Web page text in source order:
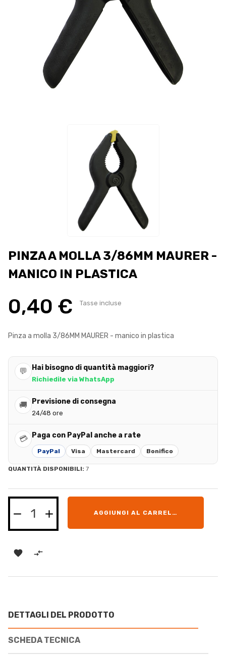
PINZA A MOLLA 3/86MM MAURER -
MANICO IN PLASTICA
0,40 € Tasse incluse
Pinza a molla 3/86MM MAURER - manico in plastica
💬 Hai bisogno di quantità maggiori?
Richiedile via WhatsApp
🚚 Previsione di consegna
24/48 ore
💳 Paga con PayPal anche a rate
PayPal Visa Mastercard Bonifico
QUANTITÀ DISPONIBILI: 7
AGGIUNGI AL CARRELLO
 
DETTAGLI DEL PRODOTTO
SCHEDA TECNICA